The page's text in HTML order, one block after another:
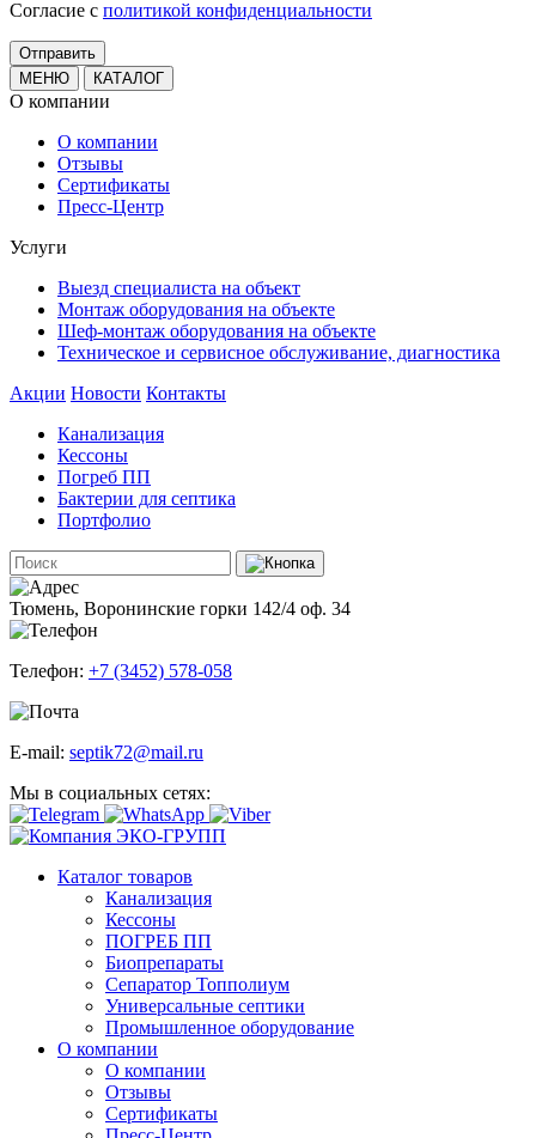
Cогласие с политикой конфиденциальности
МЕНЮ КАТАЛОГ
О компании
О компании
Отзывы
Сертификаты
Пресс-Центр
Услуги
Выезд специалиста на объект
Монтаж оборудования на объекте
Шеф-монтаж оборудования на объекте
Техническое и сервисное обслуживание, диагностика
Акции Новости Контакты
Канализация
Кессоны
Погреб ПП
Бактерии для септика
Портфолио
Тюмень, Воронинские горки 142/4 оф. 34
Телефон: +7 (3452) 578-058
E-mail: septik72@mail.ru
Мы в социальных сетях:
Каталог товаров
Канализация
Кессоны
ПОГРЕБ ПП
Биопрепараты
Сепаратор Топполиум
Универсальные септики
Промышленное оборудование
О компании
О компании
Отзывы
Сертификаты